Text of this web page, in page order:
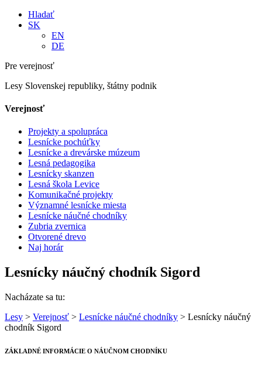
Hladať
SK
EN
DE
Pre verejnosť
Lesy Slovenskej republiky, štátny podnik
Verejnosť
Projekty a spolupráca
Lesnícke pochúťky
Lesnícke a drevárske múzeum
Lesná pedagogika
Lesnícky skanzen
Lesná škola Levice
Komunikačné projekty
Významné lesnícke miesta
Lesnícke náučné chodníky
Zubria zvernica
Otvorené drevo
Naj horár
Lesnícky náučný chodník Sigord
Nacházate sa tu:
Lesy > Verejnosť > Lesnícke náučné chodníky > Lesnícky náučný
chodník Sigord
ZÁKLADNÉ INFORMÁCIE O NÁUČNOM CHODNÍKU